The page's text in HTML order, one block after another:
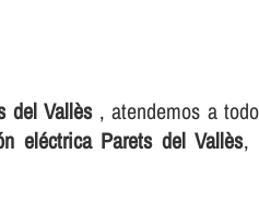
del Vallès, atendemos a
eléctrica Parets del Vallès,